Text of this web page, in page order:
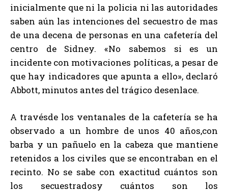
inicialmente que ni la policia ni las autoridades
saben aún las intenciones del secuestro de mas
de una decena de personas en una cafetería del
centro de Sidney. «No sabemos si es un
incidente con motivaciones políticas, a pesar de
que hay indicadores que apunta a ello», declaró
Abbott, minutos antes del trágico desenlace.
A travésde los ventanales de la cafetería se ha
observado a un hombre de unos 40 años,con
barba y un pañuelo en la cabeza que mantiene
retenidos a los civiles que se encontraban en el
recinto. No se sabe con exactitud cuántos son
los secuestradosy cuántos son los